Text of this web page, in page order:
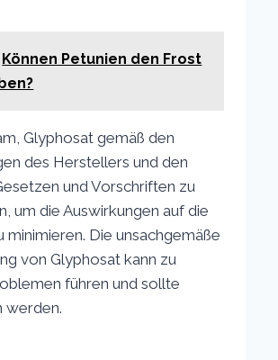
Können Petunien den Frost
Glyphosat gemäß den
des Herstellers und den
und Vorschriften zu
um die Auswirkungen auf die
minimieren. Die unsachgemäße
von Glyphosat kann zu
führen und sollte
werden.